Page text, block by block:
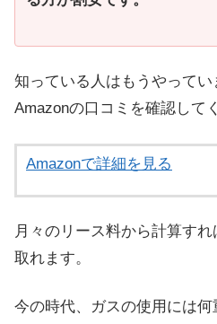
知っている人はもうやってい
Amazonの口コミを確認して
Amazonで詳細を見る
月々のリース料から計算す
取れます。
今の時代、ガスの使用には